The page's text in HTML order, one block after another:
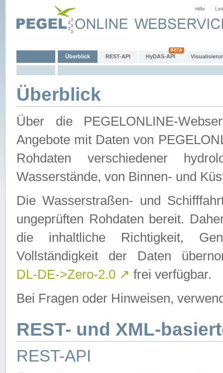
Hilfe
Überblick REST-API HyDAS-API
Überblick
Über die PEGELONLINE-
Angebote mit Daten von
Rohdaten verschiedener
Wasserstände, von Binnen- und
Die Wasserstraßen- und
ungeprüften Rohdaten bereit.
die inhaltliche Richtigkeit,
Vollständigkeit der Daten
DL-DE->Zero-2.0 ↗ frei verfügbar.
Bei Fragen oder Hinweisen,
REST- und XML-
REST-API